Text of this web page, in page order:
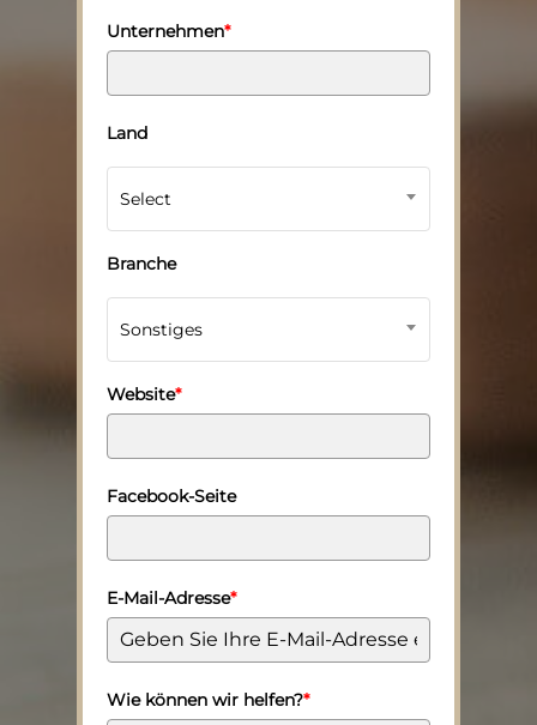
Unternehmen*
Land
Select
Branche
Sonstiges
Website*
Facebook-Seite
E-Mail-Adresse*
Wie können wir helfen?*